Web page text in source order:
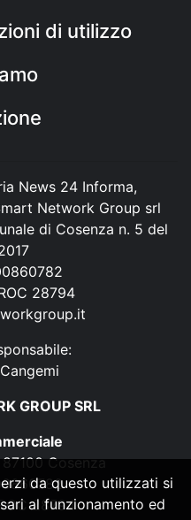
di utilizzo
News 24 Informa,
Network Group srl
di Cosenza n. 5 del
28794
GROUP SRL
Cosenza
28794
da questo utilizzati si
al funzionamento ed